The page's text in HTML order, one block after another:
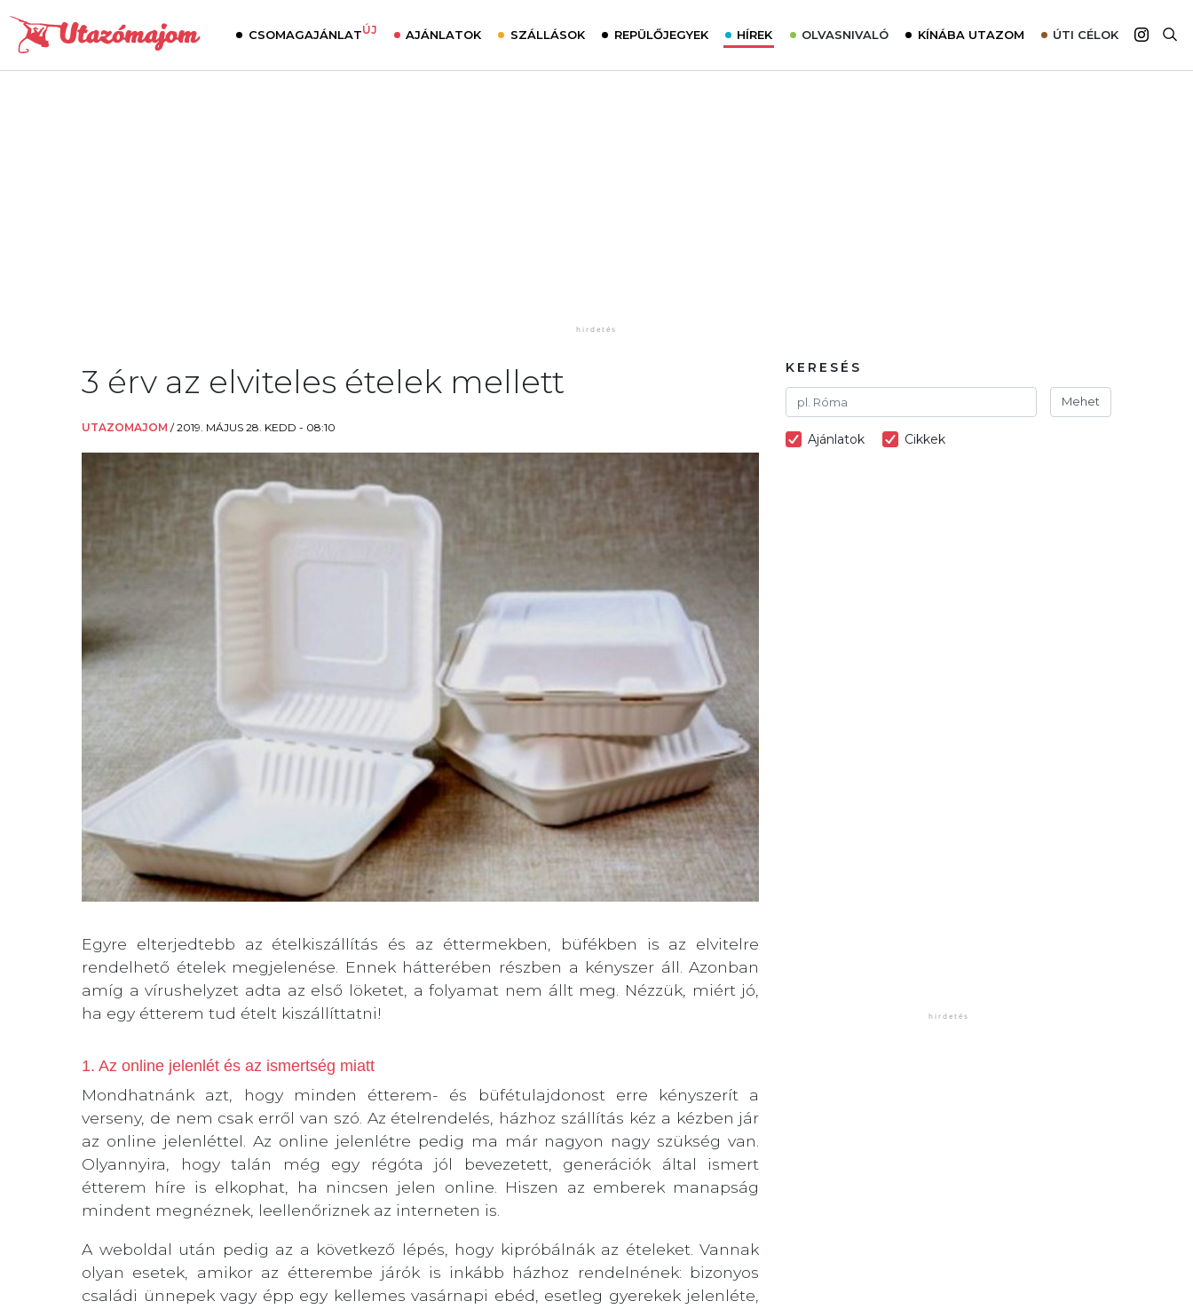
CSOMAGAJÁNLATÚJ AJÁNLATOK SZÁLLÁSOK REPÜLŐJEGYEK HÍREK OLVASNIVALÓ KÍNÁBA UTAZOM ÚTI CÉLOK
3 érv az elviteles ételek mellett
UTAZOMAJOM /2019. MÁJUS 28. KEDD - 08:10
Egyre elterjedtebb az ételkiszállítás és az éttermekben, büfékben is az elvitelre
rendelhető ételek megjelenése. Ennek hátterében részben a kényszer áll. Azonban
amíg a vírushelyzet adta az első löketet, a folyamat nem állt meg. Nézzük, miért jó,
ha egy étterem tud ételt kiszállíttatni!
1. Az online jelenlét és az ismertség miatt
Mondhatnánk azt, hogy minden étterem- és büfétulajdonost erre kényszerít a
verseny, de nem csak erről van szó. Az ételrendelés, házhoz szállítás kéz a kézben jár
az online jelenléttel. Az online jelenlétre pedig ma már nagyon nagy szükség van.
Olyannyira, hogy talán még egy régóta jól bevezetett, generációk által ismert
étterem híre is elkophat, ha nincsen jelen online. Hiszen az emberek manapság
mindent megnéznek, leellenőriznek az interneten is.
A weboldal után pedig az a következő lépés, hogy kipróbálnák az ételeket. Vannak
olyan esetek, amikor az étterembe járók is inkább házhoz rendelnének: bizonyos
családi ünnepek vagy épp egy kellemes vasárnapi ebéd, esetleg gyerekek jelenléte,
KERESÉS
Mehet
Ajánlatok Cikkek